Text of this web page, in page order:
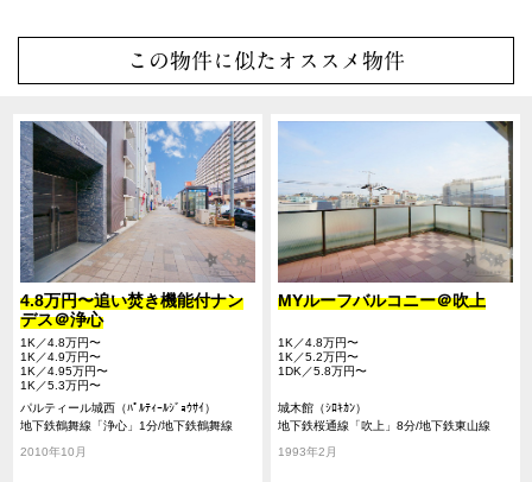
この物件に似たオススメ物件
4.8万円〜追い焚き機能付ナン
デス＠浄心
1K／4.8万円〜
1K／4.9万円〜
1K／4.95万円〜
1K／5.3万円〜
パルティール城西（ﾊﾟﾙﾃｨｰﾙｼﾞｮｳｻｲ）
地下鉄鶴舞線「浄心」1分/地下鉄鶴舞線
2010年10月
MYルーフバルコニー＠吹上
1K／4.8万円〜
1K／5.2万円〜
1DK／5.8万円〜
城木館（ｼﾛｷｶﾝ）
地下鉄桜通線「吹上」8分/地下鉄東山線
1993年2月